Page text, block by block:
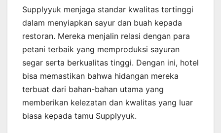
Supplyyuk menjaga standar kwalitas tertinggi
dalam menyiapkan sayur dan buah kepada
restoran. Mereka menjalin relasi dengan para
petani terbaik yang memproduksi sayuran
segar serta berkualitas tinggi. Dengan ini, hotel
bisa memastikan bahwa hidangan mereka
terbuat dari bahan-bahan utama yang
memberikan kelezatan dan kwalitas yang luar
biasa kepada tamu Supplyyuk.